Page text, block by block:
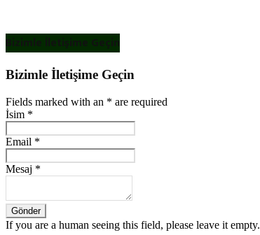
Bizimle İletişime Geçin
Bizimle İletişime Geçin
Fields marked with an * are required
İsim *
Email *
Mesaj *
If you are a human seeing this field, please leave it empty.